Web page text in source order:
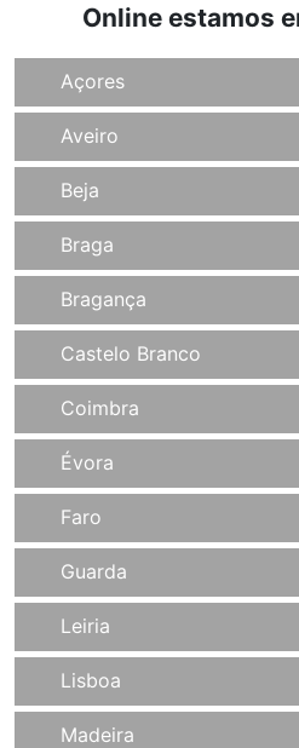
Online estamos
Açores
Aveiro
Beja
Braga
Bragança
Castelo Branco
Coimbra
Évora
Faro
Guarda
Leiria
Lisboa
Madeira